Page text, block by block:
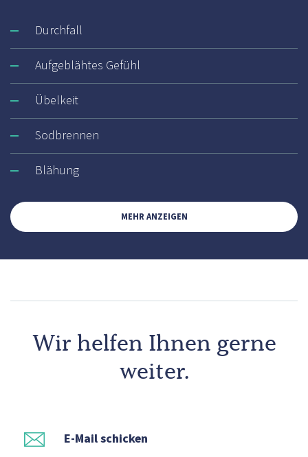
Durchfall
Aufgeblähtes Gefühl
Übelkeit
Sodbrennen
Blähung
MEHR ANZEIGEN
Wir helfen Ihnen gerne
weiter.
E-Mail schicken